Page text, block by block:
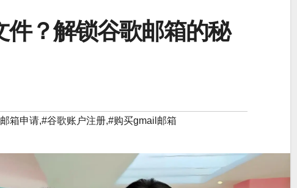
？解锁谷歌邮箱的秘
箱申请,#谷歌账户注册,#购买gmail邮箱